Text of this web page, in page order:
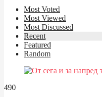
Most Voted
Most Viewed
Most Discussed
Recent
Featured
Random
490